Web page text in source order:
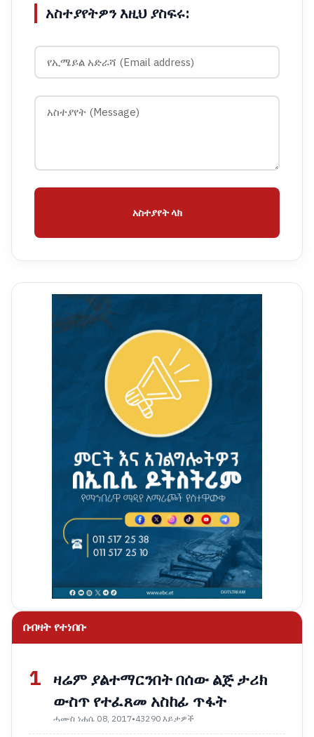
አስተያየትዎን እዚህ ያስፍሩ:
አስተያየት ላክ
በብዛት የተነበቡ
1 ዛሬም ያልተማርንበት በሰው ልጅ ታሪክ
ውስጥ የተፈጸመ አስከፊ ጥፋት
ሓሙስ ነሐሴ 08, 2017•43290 እይታዎች